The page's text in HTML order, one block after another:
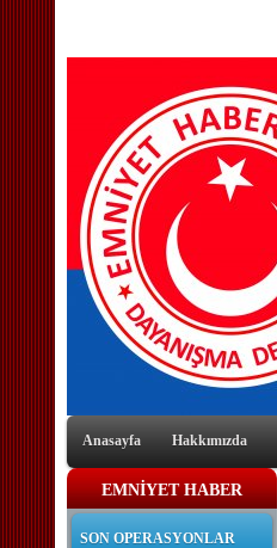
Anasayfa Hakkımızda
EMNİYET HABER
SON OPERASYONLAR